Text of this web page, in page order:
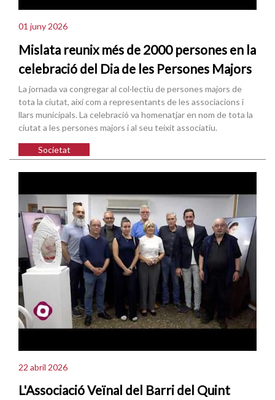
01 juny 2026
Mislata reunix més de 2000 persones en la
celebració del Dia de les Persones Majors
La jornada va congregar al col·lectiu de persones majors de
tota la ciutat, així com a representants de les associacions i
llars municipals. La celebració va homenatjar en nom de tota la
ciutat a les persones majors i al seu teixit associatiu.
Societat
22 abril 2026
L'Associació Veïnal del Barri del Quint